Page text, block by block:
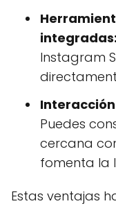
integradas:
Instagram
Puedes
cercana
fomenta la
Estas ventajas